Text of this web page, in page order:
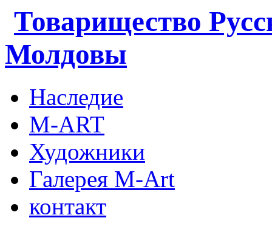
Товарищество
Молдовы
Наследие
M-ART
Художники
Галерея M-Art
контакт